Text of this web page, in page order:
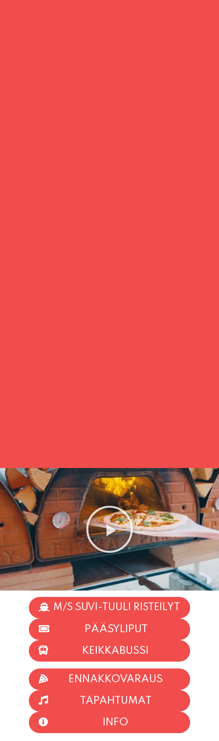
M/S SUVI-TUULI RISTEILYT
KEIKKABUSSI
ENNAKKOVARAUS
TAPAHTUMAT
INFO